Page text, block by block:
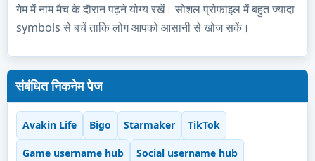
गेम में नाम मैच के दौरान पढ़ने योग्य रखें। सोशल प्रोफाइल में बहुत ज्यादा
symbols से बचें ताकि लोग आपको आसानी से खोज सकें।
संबंधित निकनेम पेज
Avakin Life Bigo Starmaker TikTok
Game username hub Social username hub